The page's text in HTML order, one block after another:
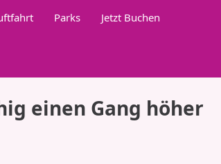
Parks Jetzt Buchen
einen Gang höher